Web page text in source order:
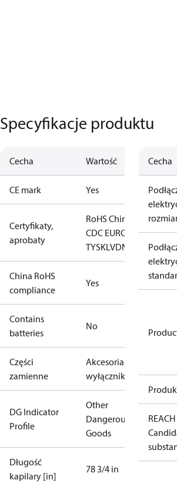
Specyfikacje produktu
Cecha Wartość
CE mark Yes
Certyfikaty,
aprobaty
RoHS Chiny CEEAC
CDC EURO-
TYSKLVDNKK RMRS
China RoHS
compliance
Yes
Contains
batteries
No
Części
zamienne
Akcesoria do
wyłączników
DG Indicator
Profile
Other
Dangerous
Goods
Długość
kapilary [in]
78 3/4 in
Cecha
REACH